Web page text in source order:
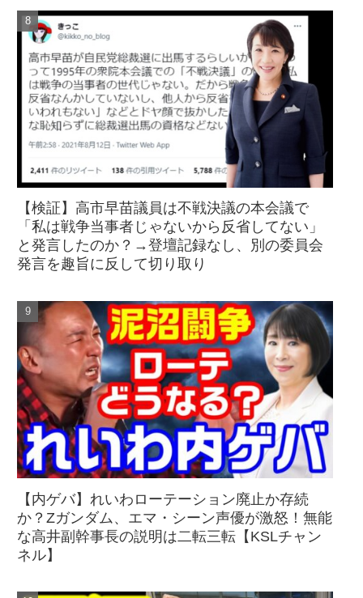
【検証】高市早苗議員は不戦決議の本会議で
「私は戦争当事者じゃないから反省してない」
と発言したのか？→登壇記録なし、別の委員会
発言を趣旨に反して切り取り
【内ゲバ】れいわローテーション廃止か存続
か？Zガンダム、エマ・シーン声優が激怒！無能
な高井副幹事長の説明は二転三転【KSLチャン
ネル】